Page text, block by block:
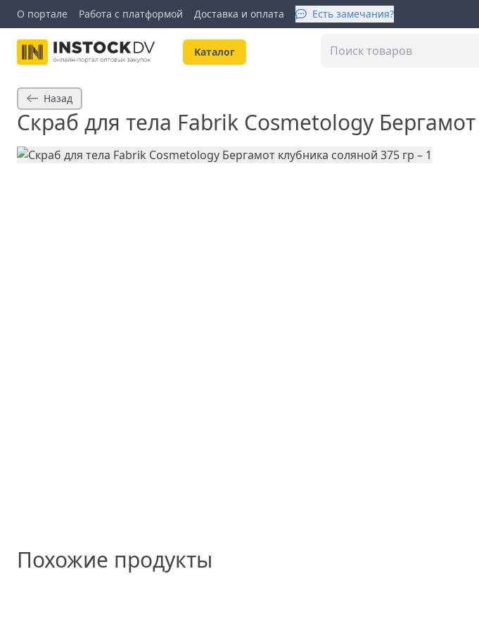
О портале Работа с платформой Доставка и оплата Есть замечания?
Kаталог
Назад
Скраб для тела Fabrik Cosmetology
Похожие продукты